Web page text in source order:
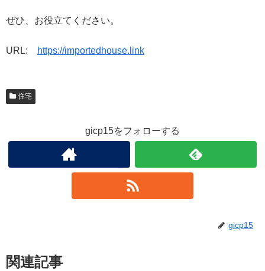
ぜひ、お役立てください。
URL: https://importedhouse.link
住宅
gicp15をフォローする
gicp15
関連記事